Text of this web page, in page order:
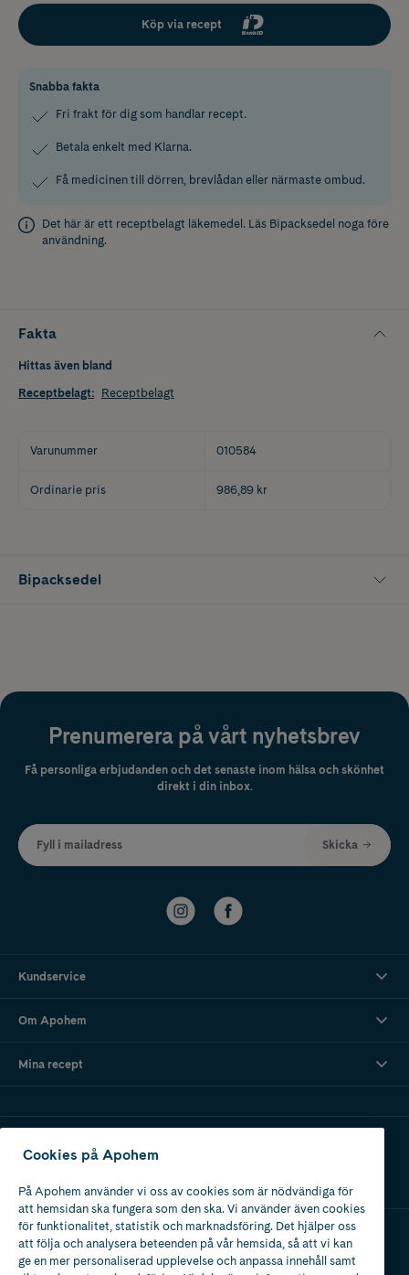
Köp via recept
Snabba fakta
Fri frakt för dig som handlar recept.
Betala enkelt med Klarna.
Få medicinen till dörren, brevlådan eller närmaste ombud.
Det här är ett receptbelagt läkemedel. Läs Bipacksedel noga före
användning.
Fakta
Hittas även bland
Receptbelagt: Receptbelagt
Varunummer 010584
Ordinarie pris 986,89 kr
Bipacksedel
Prenumerera på vårt nyhetsbrev
Få personliga erbjudanden och det senaste inom hälsa och skönhet
direkt i din inbox.
Fyll i mailadress Skicka
Kundservice
Om Apohem
Mina recept
Apotek med tillstånd
av Läkemedelsverket
Cookies på Apohem
På Apohem använder vi oss av cookies som är nödvändiga för
att hemsidan ska fungera som den ska. Vi använder även cookies
för funktionalitet, statistik och marknadsföring. Det hjälper oss
att följa och analysera beteenden på vår hemsida, så att vi kan
ge en mer personaliserad upplevelse och anpassa innehåll samt